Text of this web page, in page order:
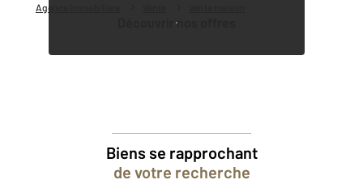
Agence immobilière
Découvrir nos offres
Biens se rapprochant
de votre recherche